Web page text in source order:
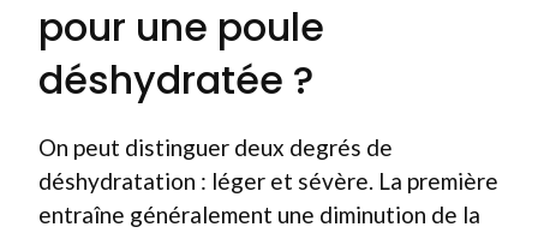
pour une poule
déshydratée ?
On peut distinguer deux degrés de
déshydratation : léger et sévère. La première
entraîne généralement une diminution de la